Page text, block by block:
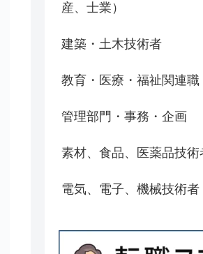
産、士業）
建築・土木技術者
教育・医療・福祉関連職
管理部門・事務・企画
素材、食品、医薬品技術
電気、電子、機械技術者